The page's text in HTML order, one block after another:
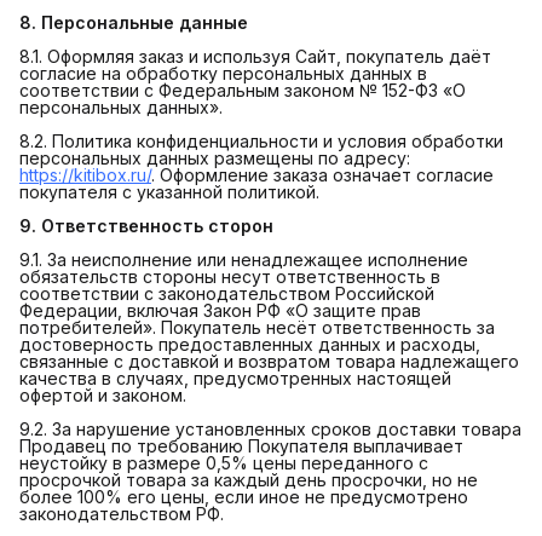
8. Персональные данные
8.1. Оформляя заказ и используя Сайт, покупатель даёт
согласие на обработку персональных данных в
соответствии с Федеральным законом № 152-ФЗ «О
персональных данных».
8.2. Политика конфиденциальности и условия обработки
персональных данных размещены по адресу:
https://kitibox.ru/. Оформление заказа означает согласие
покупателя с указанной политикой.
9. Ответственность сторон
9.1. За неисполнение или ненадлежащее исполнение
обязательств стороны несут ответственность в
соответствии с законодательством Российской
Федерации, включая Закон РФ «О защите прав
потребителей». Покупатель несёт ответственность за
достоверность предоставленных данных и расходы,
связанные с доставкой и возвратом товара надлежащего
качества в случаях, предусмотренных настоящей
офертой и законом.
9.2. За нарушение установленных сроков доставки товара
Продавец по требованию Покупателя выплачивает
неустойку в размере 0,5% цены переданного с
просрочкой товара за каждый день просрочки, но не
более 100% его цены, если иное не предусмотрено
законодательством РФ.